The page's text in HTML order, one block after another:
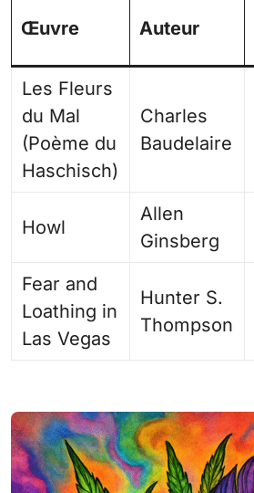
Œuvre Auteur
Les Fleurs
du Mal
(Poème du
Haschisch)
Charles
Baudelaire
Howl
Allen
Ginsberg
Fear and
Loathing in
Las Vegas
Hunter S.
Thompson